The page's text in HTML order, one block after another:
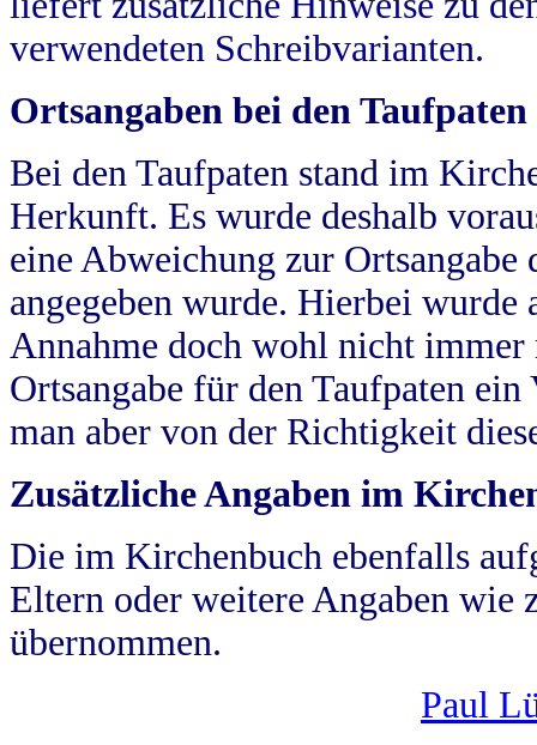
verwendeten Schreibvarianten.
Ortsangaben bei den Taufpaten
Bei den Taufpaten stand im
Herkunft. Es wurde deshalb
eine Abweichung zur
angegeben wurde. Hierbei wurde
Annahme doch wohl nicht
Ortsangabe für den Taufpaten
man aber von der Richtigkeit
Zusätzliche Angaben im
Die im Kirchenbuch ebenfalls
Eltern oder weitere Angaben wie
übernommen.
Paul